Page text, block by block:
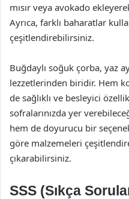
mısır veya avokado
Ayrıca, farklı baharatlar
çeşitlendirebilirsiniz.
Buğdaylı soğuk çorba, yaz
lezzetlerinden biridir. Hem
de sağlıklı ve besleyici
sofralarınızda yer
hem de doyurucu bir
göre malzemeleri
çıkarabilirsiniz.
SSS (Sıkça